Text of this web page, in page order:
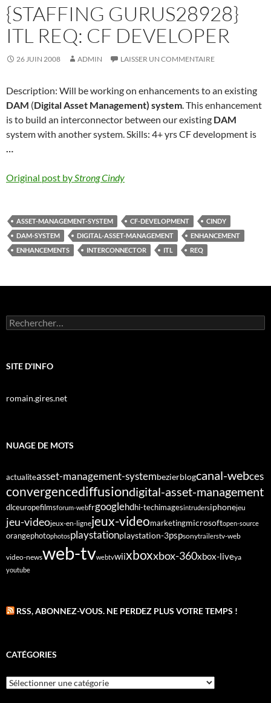
{STAFFING GURUS28928}
ITL REQ: CF DEVELOPER
26 JUIN 2008 ADMIN LAISSER UN COMMENTAIRE
Description: Will be working on enhancements to an existing
DAM (Digital Asset Management) system. This enhancement
is to build an interconnector between our existing DAM
system with another system. Skills: 4+ yrs CF development is
…
Original post byStrong Cindy
ASSET-MANAGEMENT-SYSTEM CF-DEVELOPMENT
CINDY
DAM-SYSTEM
DIGITAL-ASSET-MANAGEMENT
ENHANCEMENT
ENHANCEMENTS
INTERCONNECTOR ITL REQ
Rechercher :
SITE D'INFO
romain.gires.net
NUAGE DE MOTS
actualiteasset-management-systembezierblogcanal-webces
convergencediffusiondigital-asset-management
dlceuropefilmsforum-webfrgooglehdhi-techimagesintrudersiphonejeu
jeu-videojeux-en-lignejeux-videomarketingmicrosoftopen-source
orangephotophotosplaystationplaystation-3pspsonytrailerstv-web
video-newsweb-tvwebtvwiixboxxbox-360xbox-liveya
youtube
RSS, ABONNEZ-VOUS. NE PERDEZ PLUS VOTRE TEMPS !
CATÉGORIES
Catégories